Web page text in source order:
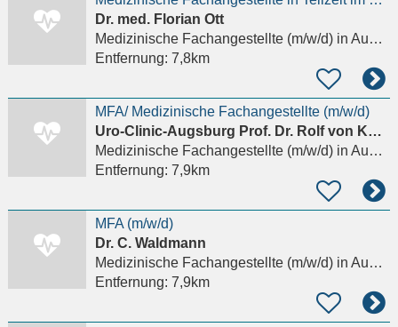
Dr. med. Florian Ott
Medizinische Fachangestellte (m/w/d)in Augsburg, Innenstadt
Entfernung: 7,8km
MFA/ Medizinische Fachangestellte (m/w/d)
Uro-Clinic-Augsburg Prof. Dr. Rolf von Knobloch
Medizinische Fachangestellte (m/w/d)in Augsburg, Innenstadt
Entfernung: 7,9km
MFA (m/w/d)
Dr. C. Waldmann
Medizinische Fachangestellte (m/w/d)in Augsburg, Innenstadt
Entfernung: 7,9km